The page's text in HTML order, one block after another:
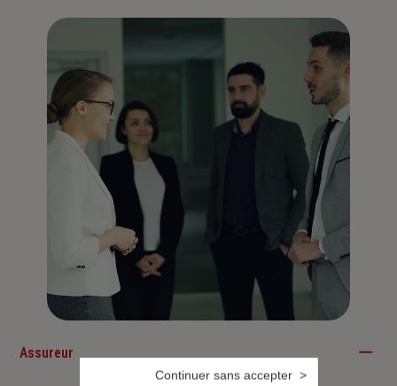
Assureur
Continuer sans accepter